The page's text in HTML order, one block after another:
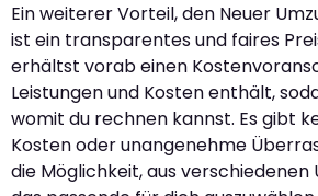
Ein weiterer Vorteil, den Neuer
ist ein transparentes und faires
erhältst vorab einen
Leistungen und Kosten enthält,
womit du rechnen kannst. Es gibt
Kosten oder unangenehme
die Möglichkeit, aus